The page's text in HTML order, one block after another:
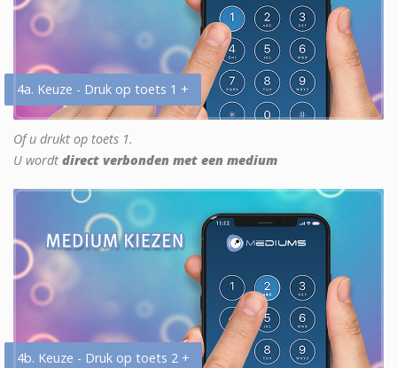
4a. Keuze - Druk op toets 1 +
Of u drukt op toets 1.
U wordt direct verbonden met een medium
4b. Keuze - Druk op toets 2 +